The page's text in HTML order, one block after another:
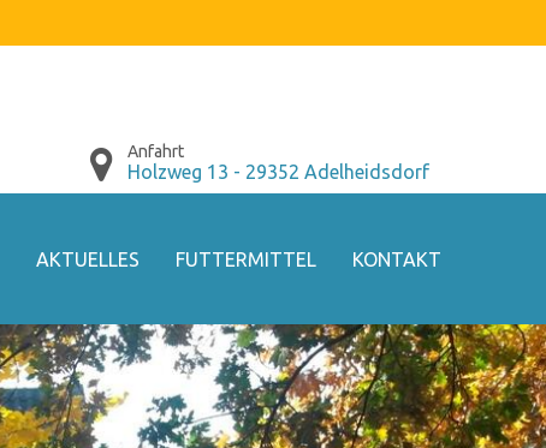
AKTUELLES FUTTERMITTEL KONTAKT
Anfahrt
Holzweg 13 - 29352 Adelheidsdorf